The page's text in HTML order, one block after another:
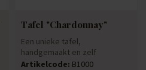
Tafel "Chardonnay"
Een unieke tafel,
handgemaakt en zelf
ontworpen van de duigen van
Artikelcode: B1000